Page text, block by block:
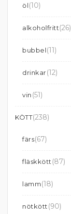
öl(10)
alkoholfritt(26)
bubbel(11)
drinkar(12)
vin (51)
KÖTT(238)
färs(67)
fläskkött (87)
lamm(18)
nötkött (90)